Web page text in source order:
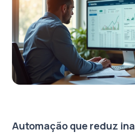
Automação que reduz